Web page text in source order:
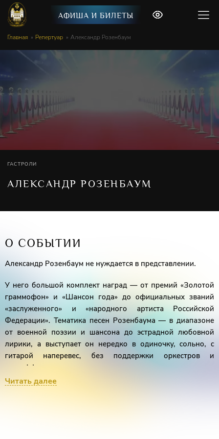
АФИША И БИЛЕТЫ
Главная Репертуар Александр Розенбаум
ГАСТРОЛИ
АЛЕКСАНДР РОЗЕНБАУМ
О СОБЫТИИ
Александр Розенбаум не нуждается в представлении.
У него большой комплект наград — от премий «Золотой
граммофон» и «Шансон года» до официальных званий
«заслуженного» и «народного артиста Российской
Федерации». Тематика песен Розенбаума — в диапазоне
от военной поэзии и шансона до эстрадной любовной
лирики, а выступает он нередко в одиночку, сольно, с
гитарой наперевес, без поддержки оркестров и
спецэффектов.
Читать далее